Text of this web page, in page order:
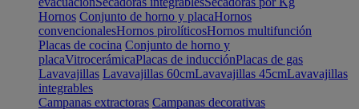
Hornos Conjunto de horno y placaHornos
convencionalesHornos pirolíticosHornos multifunción
Placas de cocina Conjunto de horno y
placaVitrocerámicaPlacas de inducciónPlacas de gas
Lavavajillas Lavavajillas 60cmLavavajillas 45cmLavavajillas
integrables
Campanas extractoras Campanas decorativas